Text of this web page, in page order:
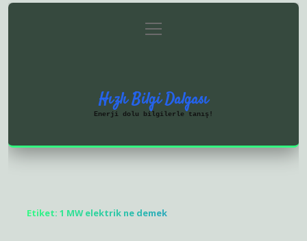
Gizlilik Politikası
menüyü
aç
Hızlı Bilgi Dalgası
Enerji dolu bilgilerle tanış!
Etiket: 1 MW elektrik ne demek